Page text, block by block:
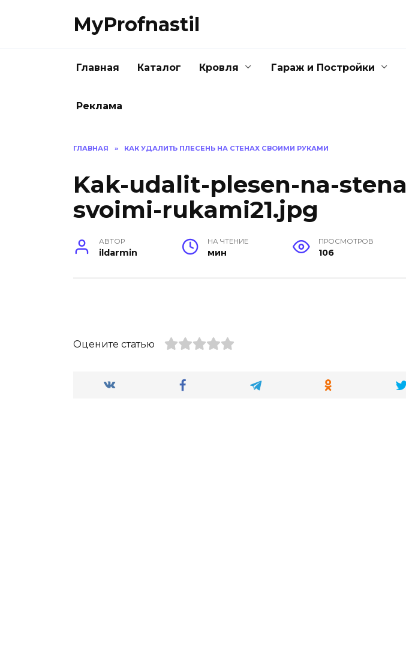
MyProfnastil
Главная Каталог Кровля Гараж и Постройки
Реклама
ГЛАВНАЯ » КАК УДАЛИТЬ ПЛЕСЕНЬ НА СТЕНАХ СВОИМИ РУКАМИ
Kak-udalit-plesen-na-
svoimi-rukami21.jpg
АВТОР
ildarmin
НА ЧТЕНИЕ
мин
ПРОСМОТРОВ
106
Оцените статью